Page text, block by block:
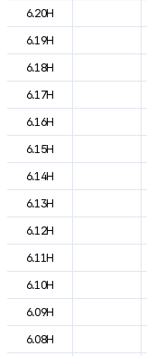
도시별 기상실황표로
6.20H
6.19H
6.18H
6.17H
6.16H
6.15H
6.14H
6.13H
6.12H
6.11H
6.10H
6.09H
6.08H